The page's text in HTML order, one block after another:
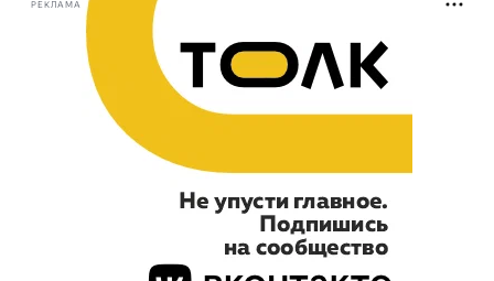
РЕКЛАМА